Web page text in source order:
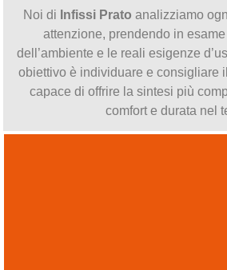
Noi di Infissi Prato analizziamo
attenzione, prendendo in
dell’ambiente e le reali esigenze
obiettivo è individuare e consigliare
capace di offrire la sintesi più
comfort e durata nel